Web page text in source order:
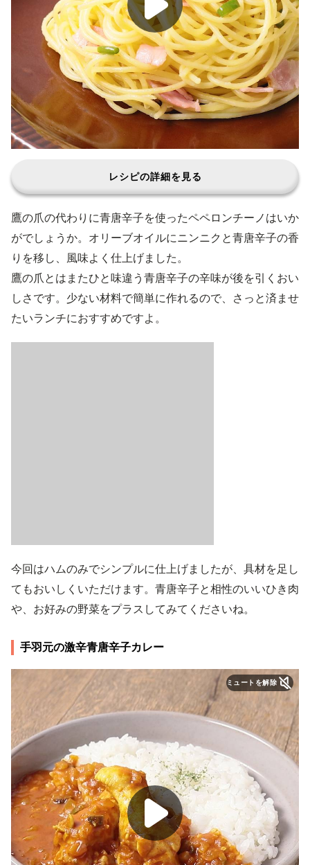
レシピの詳細を見る
鷹の爪の代わりに青唐辛子を使ったペペロンチーノはいか
がでしょうか。オリーブオイルにニンニクと青唐辛子の香
りを移し、風味よく仕上げました。
鷹の爪とはまたひと味違う青唐辛子の辛味が後を引くおい
しさです。少ない材料で簡単に作れるので、さっと済ませ
たいランチにおすすめですよ。
今回はハムのみでシンプルに仕上げましたが、具材を足し
てもおいしくいただけます。青唐辛子と相性のいいひき肉
や、お好みの野菜をプラスしてみてくださいね。
手羽元の激辛青唐辛子カレー
ミュートを解除